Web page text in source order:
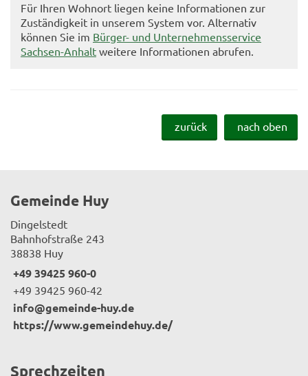
Für Ihren Wohnort liegen keine Informationen zur
Zuständigkeit in unserem System vor. Alternativ
können Sie im Bürger- und Unternehmensservice
Sachsen-Anhalt weitere Informationen abrufen.
zurück nach oben
Gemeinde Huy
Dingelstedt
Bahnhofstraße 243
38838 Huy
+49 39425 960-0
+49 39425 960-42
info@gemeinde-huy.de
https://www.gemeindehuy.de/
Sprechzeiten